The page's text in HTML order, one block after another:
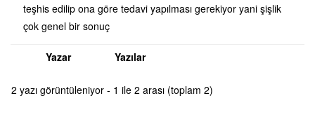
teşhis edilip ona göre tedavi yapılması gerekiyor yani şişlik
çok genel bir sonuç
Yazar Yazılar
2 yazı görüntüleniyor - 1 ile 2 arası (toplam 2)